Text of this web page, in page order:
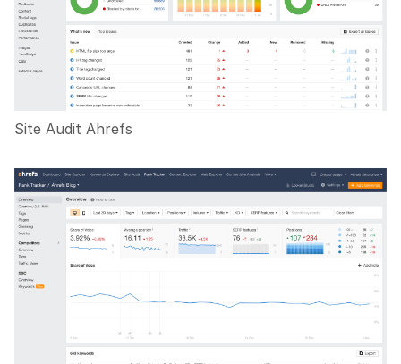
Site Audit Ahrefs